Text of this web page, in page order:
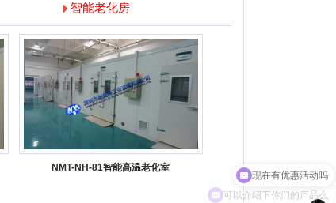
智能老化房
NMT-NH-81智能高温老化室
可以介绍下你们的产品么